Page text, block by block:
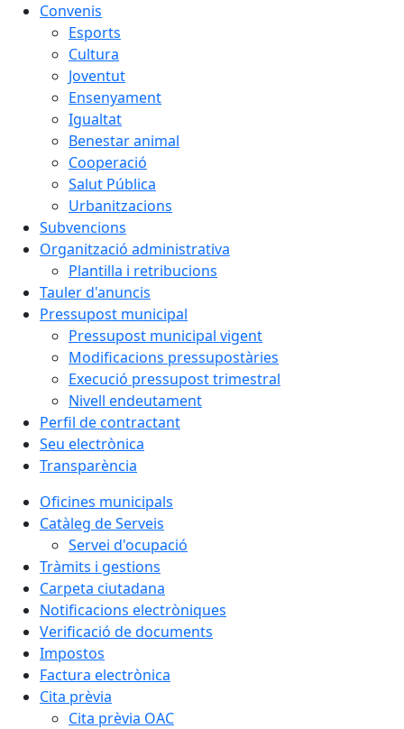
Convenis
Esports
Cultura
Joventut
Ensenyament
Igualtat
Benestar animal
Cooperació
Salut Pública
Urbanitzacions
Subvencions
Organització administrativa
Plantilla i retribucions
Tauler d'anuncis
Pressupost municipal
Pressupost municipal vigent
Modificacions pressupostàries
Execució pressupost trimestral
Nivell endeutament
Perfil de contractant
Seu electrònica
Transparència
Oficines municipals
Catàleg de Serveis
Servei d'ocupació
Tràmits i gestions
Carpeta ciutadana
Notificacions electròniques
Verificació de documents
Impostos
Factura electrònica
Cita prèvia
Cita prèvia OAC